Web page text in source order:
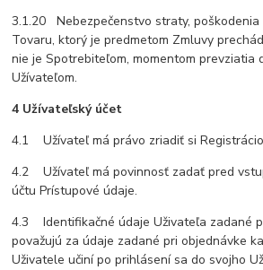
3.1.20 Nebezpečenstvo straty, poškodenia
Tovaru, ktorý je predmetom Zmluvy
nie je Spotrebiteľom, momentom prevziatia
Užívateľom.
4 Užívateľský účet
4.1 Užívateľ má právo zriadiť si
4.2 Užívateľ má povinnosť zadať pred
účtu Prístupové údaje.
4.3 Identifikačné údaje Uživateľa zadané
považujú za údaje zadané pri objednávke
Uživatele učiní po prihlásení sa do svojho